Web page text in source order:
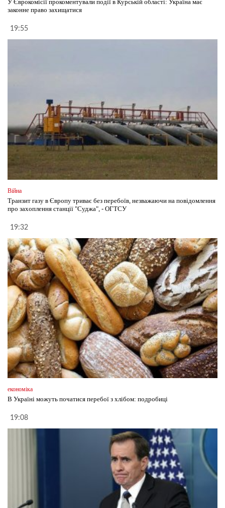
У Єврокомісії прокоментували події в Курській області: Україна має
законне право захищатися
19:55
Війна
Транзит газу в Європу триває без перебоїв, незважаючи на повідомлення
про захоплення станції "Суджа", - ОГТСУ
19:32
економіка
В Україні можуть початися перебої з хлібом: подробиці
19:08